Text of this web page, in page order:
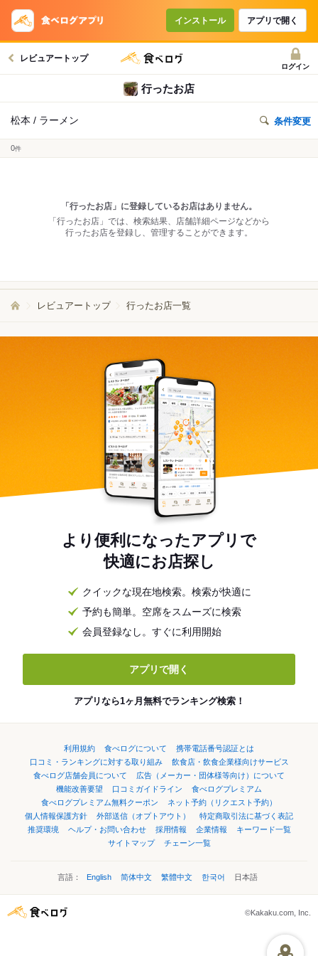
インストール アプリで開く
レビュアートップ
ログイン
行ったお店
松本 / ラーメン 条件変更
0件
「行ったお店」に登録しているお店はありません。
「行ったお店」では、検索結果、店舗詳細ページなどから
行ったお店を登録し、管理することができます。
レビュアートップ 行ったお店一覧
より便利になったアプリで
快適にお店探し
クイックな現在地検索。検索が快適に
予約も簡単。空席をスムーズに検索
会員登録なし。すぐに利用開始
アプリで開く
アプリなら1ヶ月無料でランキング検索！
利用規約 食べログについて
携帯電話番号認証とは
口コミ・ランキングに対する取り組み
飲食店・飲食企業様向けサービス
食べログ店舗会員について
広告（メーカー・団体様等向け）について
機能改善要望
口コミガイドライン
食べログプレミアム
食べログプレミアム無料クーポン
ネット予約（リクエスト予約）
個人情報保護方針
外部送信（オプトアウト）
特定商取引法に基づく表記
推奨環境
ヘルプ・お問い合わせ 採用情報 企業情報
キーワード一覧
サイトマップ
チェーン一覧
言語： English 简体中文 繁體中文 한국어 日本語
©Kakaku.com, Inc.